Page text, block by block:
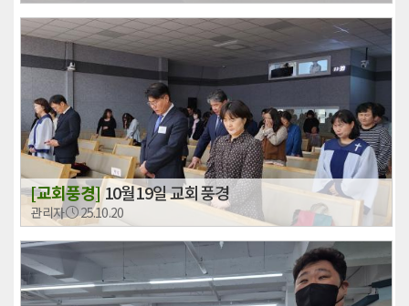
[교회풍경]10월19일 교회풍경
관리자 25.10.20